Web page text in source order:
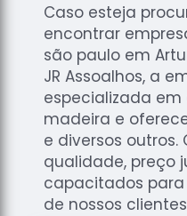
Caso esteja
encontrar
são paulo em
JR Assoalhos, a
especializada em
madeira e
e diversos outros.
qualidade, preço
capacitados
de nossos